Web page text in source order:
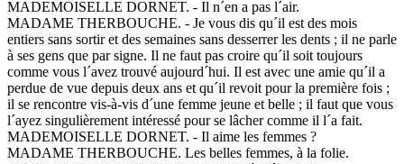
MADEMOISELLE DORNET. - Il n´en a pas l´air.
MADAME THERBOUCHE. - Je vous dis qu´il est des mois
entiers sans sortir et des semaines sans desserrer les dents ; il ne parle
à ses gens que par signe. Il ne faut pas croire qu´il soit toujours
comme vous l´avez trouvé aujourd´hui. Il est avec une amie qu´il a
perdue de vue depuis deux ans et qu´il revoit pour la première fois ;
il se rencontre vis-à-vis d´une femme jeune et belle ; il faut que vous
l´ayez singulièrement intéressé pour se lâcher comme il l´a fait.
MADEMOISELLE DORNET. - Il aime les femmes ?
MADAME THERBOUCHE. Les belles femmes, à la folie.